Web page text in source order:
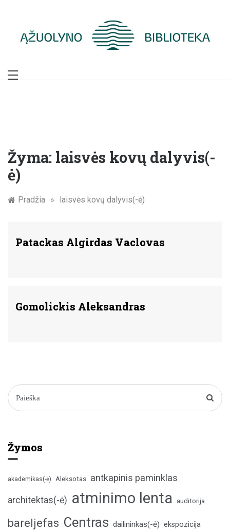
Žymūs Kauno
Žyma: laisvės kovų dalyvis(-
ė)
Pradžia » laisvės kovų dalyvis(-ė)
Patackas Algirdas Vaclovas
Gomolickis Aleksandras
Žymos
akademikas(-ė) Aleksotas antkapinis paminklas
architektas(-ė) atminimo lenta auditorija
bareljefas Centras dailininkas(-ė) ekspozicija